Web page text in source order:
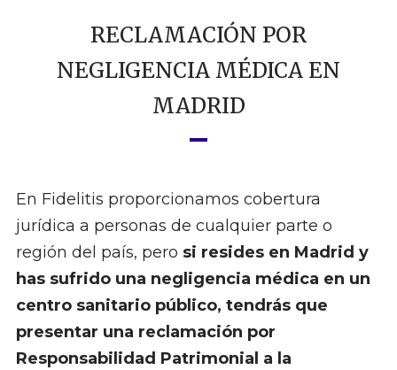
RECLAMACIÓN POR
NEGLIGENCIA MÉDICA EN
MADRID
En Fidelitis proporcionamos cobertura
jurídica a personas de cualquier parte o
región del país, pero si resides en Madrid y
has sufrido una negligencia médica en un
centro sanitario público, tendrás que
presentar una reclamación por
Responsabilidad Patrimonial a la